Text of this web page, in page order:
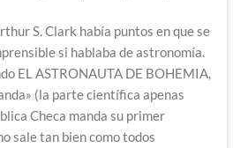
S. Clark había puntos en que se
si hablaba de astronomía.
EL ASTRONAUTA DE BOHEMIA,
(la parte científica apenas
Checa manda su primer
sale tan bien como todos